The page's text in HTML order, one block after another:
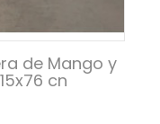
de Mango y
cn